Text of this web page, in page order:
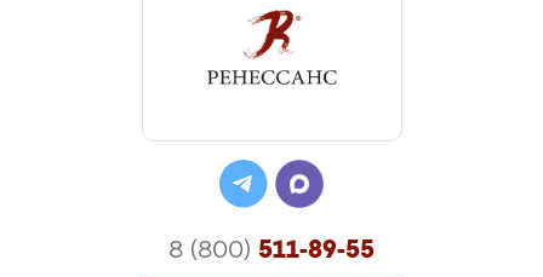
8 (800) 511-89-55